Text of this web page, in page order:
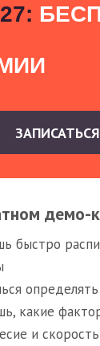
ЗАПИСАТЬСЯ
демо-
быстро
какие
и